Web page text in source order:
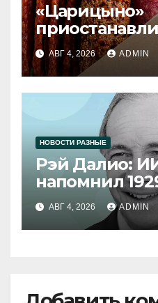
«Царицыно»
продукции
АВГ 4, 2026 ADMIN
НОВОСТИ РАЗНЫЕ
Рэй Далио:
напомнил
АВГ 4, 2026 ADMIN